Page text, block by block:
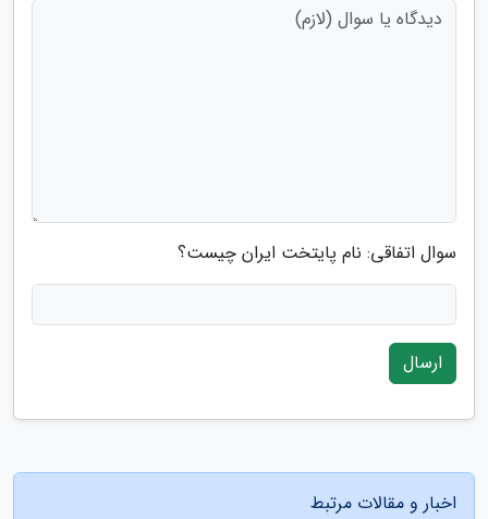
سوال اتفاقی: نام پایتخت ایران چیست؟
ارسال
اخبار و مقالات مرتبط